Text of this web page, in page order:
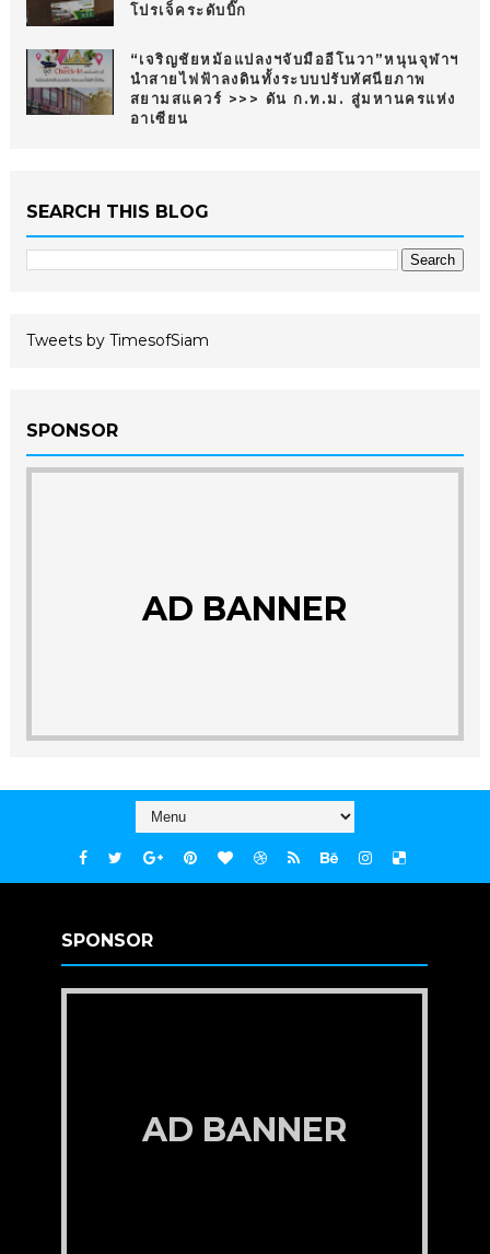
โปรเจ็คระดับบิ๊ก
“เจริญชัยหม้อแปลงฯจับมืออีโนวา”หนุนจุฬาฯ
นำสายไฟฟ้าลงดินทั้งระบบปรับทัศนียภาพ
สยามสแควร์ >>> ดัน ก.ท.ม. สู่มหานครแห่ง
อาเซียน
SEARCH THIS BLOG
Tweets by TimesofSiam
SPONSOR
AD BANNER
SPONSOR
AD BANNER